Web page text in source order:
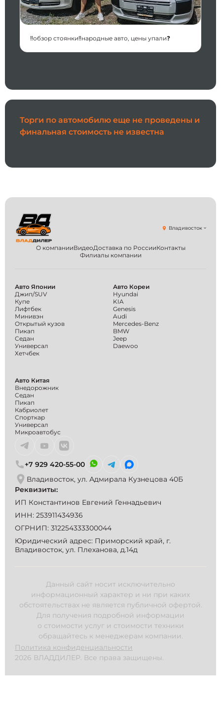
‼️обзор стоянки‼️народные авто, цены упали❓
Торги по автомобилю еще не проведены и
финальная стоимость не известна
О компанииВидеоДоставка по РоссииКонтакты
Филиалы компании
Владивосток
+7 929 420-55-00
Владивосток, ул. Адмирала Кузнецова 40Б
Реквизиты:
ИП Константинов Евгений Геннадьевич
ИНН: 253911434936
ОГРНИП: 312254333300044
Юридический адрес: Приморский край, г.
Владивосток, ул. Плеханова, д.14д
Авто Японии
Джип/SUV
Купе
Лифтбек
Минивэн
Открытый кузов
Пикап
Седан
Универсал
Хетчбек
Авто Кореи
Hyundai
KIA
Genesis
Audi
Mercedes-Benz
BMW
Jeep
Daewoo
Авто Китая
Внедорожник
Седан
Пикап
Кабриолет
Спорткар
Универсал
Микроавтобус
2026 ВЛАДДИЛЕР. Все права защищены.
Данный сайт носит исключительно
информационный характер и ни при каких
обстоятельствах не является публичной офертой.
Для получения подробной информации
о стоимости услуг и стоимости техники
обращайтесь к менеджерам компании.
Политика конфиденциальности